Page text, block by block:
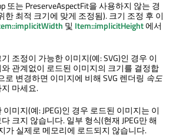
또는 PreserveAspectFit을 사용하지 않는 경
최적 크기에 맞게 조정됨). 크기 조정 후 이
및 Item::implicitHeight에서
조정이 가능한 이미지(예: SVG)인 경우 이
관계없이 로드된 이미지의 크기를 결정합
로 변경하면 이미지에 비해 SVG 렌더링 속도
마세요.
미지(예: JPEG)인 경우 로드된 이미지는 이
크지 않습니다. 일부 형식(현재 JPEG만 해
가 실제로 메모리에 로드되지 않습니다.